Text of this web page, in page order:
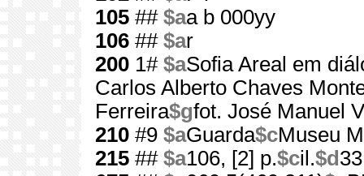
105 ## $aa b 000yy
106 ## $ar
200 1# $aSofia Areal em
Carlos Alberto Chaves
Ferreira$gfot. José Manuel
210 #9 $aGuarda$cMuseu
215 ## $a106, [2] p.$cil.$d